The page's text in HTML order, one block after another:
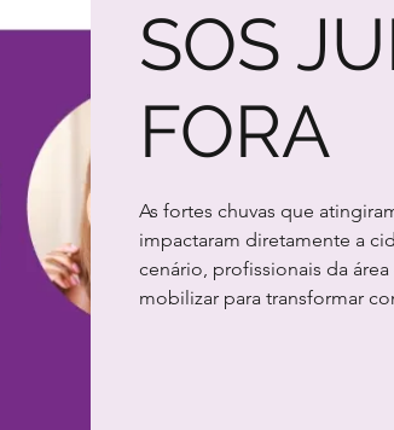
SOS
FORA
As fortes chuvas que
impactaram diretamente a
cenário, profissionais da
mobilizar para transformar